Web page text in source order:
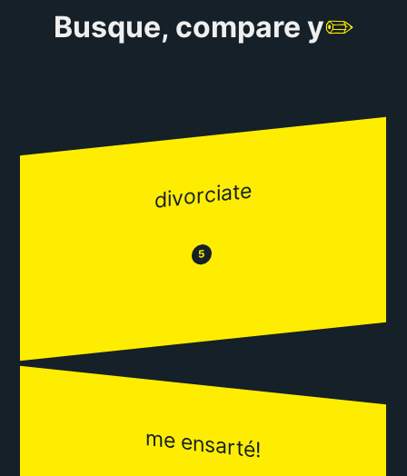
Busque, compare y✏️
divorciate
😒 5 😂
me ensarté!